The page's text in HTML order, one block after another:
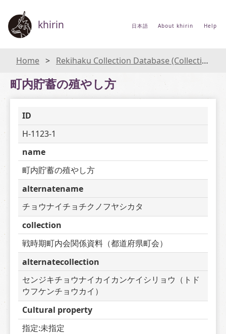
khirin 日本語 About khirin Help
Home Rekihaku Collection Database (Collections Database of the National Museum of Japanese History)
町内貯蓄の殖やし方
ID
H-1123-1
name
町内貯蓄の殖やし方
alternatename
チョウナイチョチクノフヤシカタ
collection
戦時期町内会関係資料（都道府県町会）
alternatecollection
センジキチョウナイカイカンケイシリョウ（トド
ウフケンチョウカイ）
Cultural property
指定:未指定